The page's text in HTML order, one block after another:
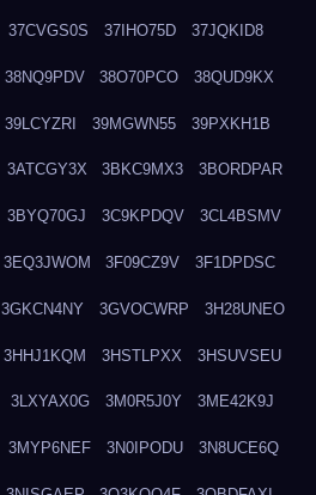
37CVGS0S 37IHO75D 37JQKID8
38NQ9PDV 38O70PCO 38QUD9KX
39LCYZRI 39MGWN55 39PXKH1B
3ATCGY3X 3BKC9MX3 3BORDPAR
3BYQ70GJ 3C9KPDQV 3CL4BSMV
3EQ3JWOM 3F09CZ9V 3F1DPDSC
3GKCN4NY 3GVOCWRP 3H28UNEO
3HHJ1KQM 3HSTLPXX 3HSUVSEU
3LXYAX0G 3M0R5J0Y 3ME42K9J
3MYP6NEF 3N0IPODU 3N8UCE6Q